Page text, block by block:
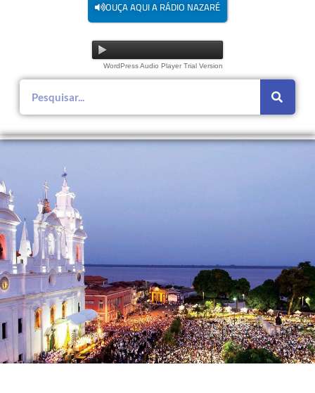
OUÇA AQUI A RÁDIO NAZARÉ
WordPress Audio Player Trial Version